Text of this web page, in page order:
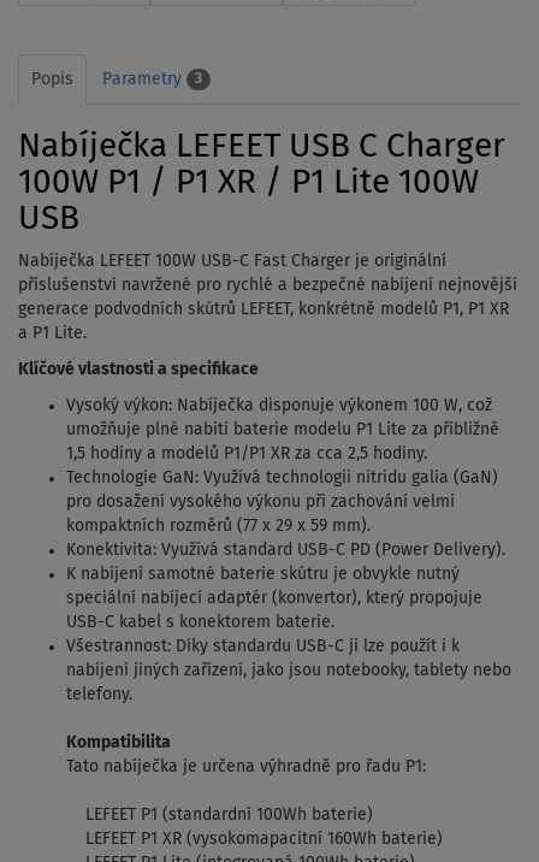
Popis Parametry 3
Nabíječka LEFEET USB C Charger
100W P1 / P1 XR / P1 Lite 100W
USB
Nabíječka LEFEET 100W USB-C Fast Charger je originální
příslušenství navržené pro rychlé a bezpečné nabíjení nejnovější
generace podvodních skútrů LEFEET, konkrétně modelů P1, P1 XR
a P1 Lite.
Klíčové vlastnosti a specifikace
Vysoký výkon: Nabíječka disponuje výkonem 100 W, což
umožňuje plné nabití baterie modelu P1 Lite za přibližně
1,5 hodiny a modelů P1/P1 XR za cca 2,5 hodiny.
Technologie GaN: Využívá technologii nitridu galia (GaN)
pro dosažení vysokého výkonu při zachování velmi
kompaktních rozměrů (77 x 29 x 59 mm).
Konektivita: Využívá standard USB-C PD (Power Delivery).
K nabíjení samotné baterie skútru je obvykle nutný
speciální nabíjecí adaptér (konvertor), který propojuje
USB-C kabel s konektorem baterie.
Všestrannost: Díky standardu USB-C ji lze použít i k
nabíjení jiných zařízení, jako jsou notebooky, tablety nebo
telefony.
Kompatibilita
Tato nabíječka je určena výhradně pro řadu P1:
LEFEET P1 (standardní 100Wh baterie)
LEFEET P1 XR (vysokomapacitní 160Wh baterie)